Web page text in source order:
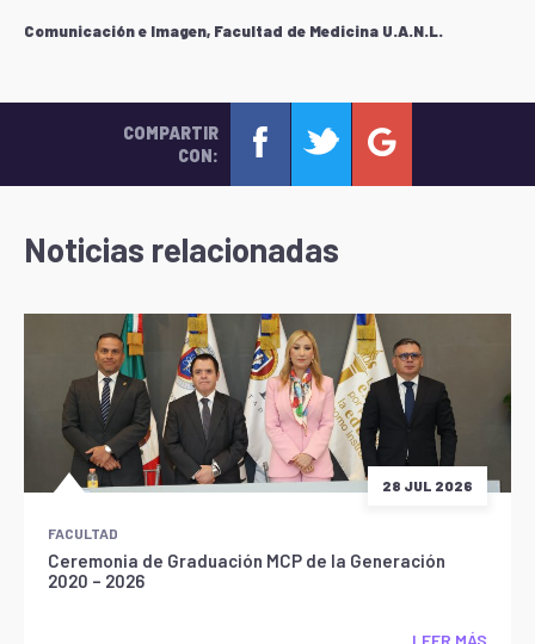
Comunicación e Imagen, Facultad de Medicina U.A.N.L.
COMPARTIR
CON:
Noticias relacionadas
28 JUL 2026
FACULTAD
Ceremonia de Graduación MCP de la Generación
2020 – 2026
LEER MÁS